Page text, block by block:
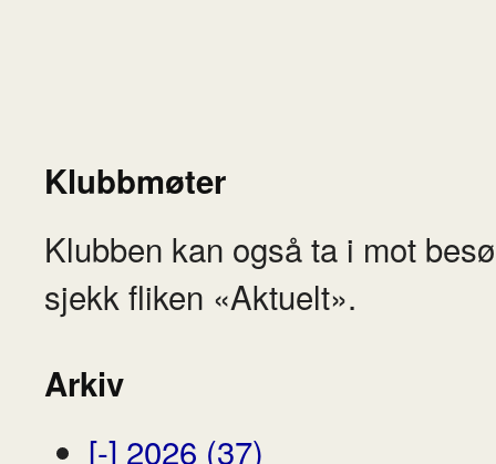
Klubbmøter
Klubben kan også ta i mot
sjekk fliken «Aktuelt».
Arkiv
[-] 2026 (37)